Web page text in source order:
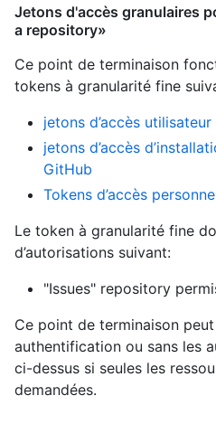
Jetons d'accès granulaires
a repository»
Ce point de terminaison
tokens à granularité fine
jetons d’accès
jetons d’accès
GitHub
Tokens d’accès
Le token à granularité fine
d’autorisations suivant:
"Issues" repository
Ce point de terminaison
authentification ou sans les
ci-dessus si seules les
demandées.